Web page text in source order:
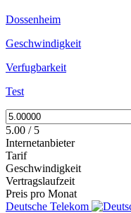
Dossenheim
Geschwindigkeit
Verfugbarkeit
Test
5.00 / 5
Internetanbieter
Tarif
Geschwindigkeit
Vertragslaufzeit
Preis pro Monat
Deutsche Telekom